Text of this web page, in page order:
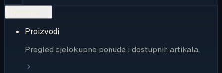
Proizvodi
Pregled cjelokupne ponude i dostupnih artikala.